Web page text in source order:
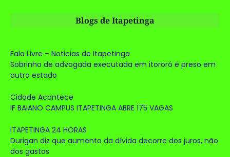
Blogs de Itapetinga
Fala Livre – Noticias de Itapetinga
Sobrinho de advogada executada em itororó é preso em
outro estado
Cidade Acontece
IF BAIANO CAMPUS ITAPETINGA ABRE 175 VAGAS
ITAPETINGA 24 HORAS
Durigan diz que aumento da dívida decorre dos juros, não
dos gastos